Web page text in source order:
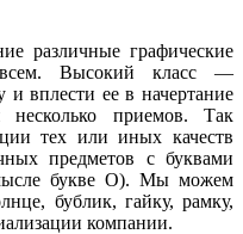
различные графические
Высокий класс —
и вплести ее в начертание
несколько приемов. Так
тех или иных качеств
предметов с буквами
букве О). Мы можем
бублик, гайку, рамку,
компании.